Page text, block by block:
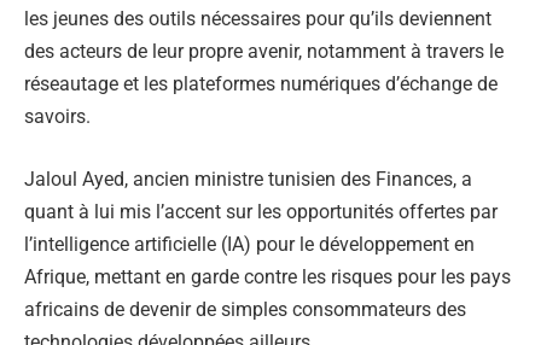
les jeunes des outils nécessaires pour qu’ils deviennent
des acteurs de leur propre avenir, notamment à travers le
réseautage et les plateformes numériques d’échange de
savoirs.
Jaloul Ayed, ancien ministre tunisien des Finances, a
quant à lui mis l’accent sur les opportunités offertes par
l’intelligence artificielle (IA) pour le développement en
Afrique, mettant en garde contre les risques pour les pays
africains de devenir de simples consommateurs des